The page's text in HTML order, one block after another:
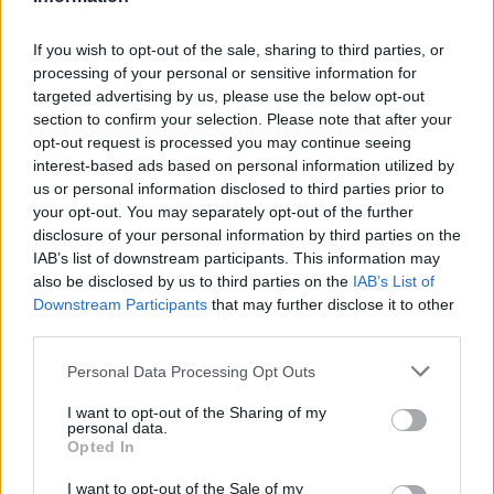
If you wish to opt-out of the sale, sharing to third parties, or
processing of your personal or sensitive information for
targeted advertising by us, please use the below opt-out
section to confirm your selection. Please note that after your
opt-out request is processed you may continue seeing
interest-based ads based on personal information utilized by
us or personal information disclosed to third parties prior to
your opt-out. You may separately opt-out of the further
disclosure of your personal information by third parties on the
IAB’s list of downstream participants. This information may
also be disclosed by us to third parties on the IAB’s List of
Downstream Participants that may further disclose it to other
Personal Data Processing Opt Outs
I want to opt-out of the Sharing of my
personal data.
Opted In
I want to opt-out of the Sale of my
Drachenkriegermangel.....
26 Oktober 2021
Cmeisi
Nachwuchs-Autor
So einen od zwei Drachenkrieger mehr würde unsere Gilde
2 November 2021
Freihella1234
Hey, ich bin auf der suche nach einer Gilde